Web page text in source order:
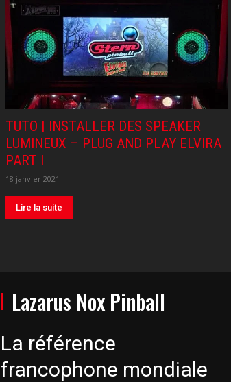
TUTO | INSTALLER DES SPEAKER
LUMINEUX – PLUG AND PLAY ELVIRA
PART I
18 janvier 2021
Lire la suite
Lazarus Nox Pinball
La référence
francophone mondiale